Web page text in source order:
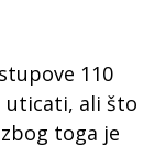
110
uticati, ali što
toga je